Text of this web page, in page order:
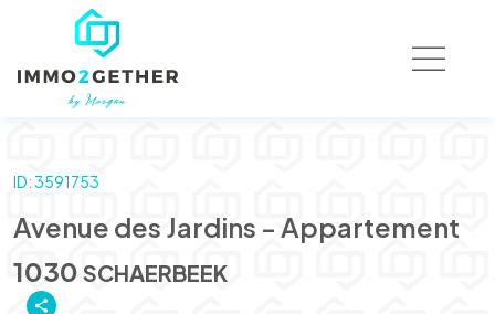
ID: 3591753
Avenue des Jardins - Appartement
1030 SCHAERBEEK